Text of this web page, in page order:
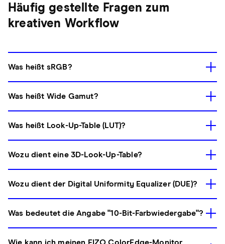
Häufig gestellte Fragen zum
kreativen Workflow
Was heißt sRGB?
Was heißt Wide Gamut?
Was heißt Look-Up-Table (LUT)?
Wozu dient eine 3D-Look-Up-Table?
Wozu dient der Digital Uniformity Equalizer (DUE)?
Was bedeutet die Angabe "10-Bit-Farbwiedergabe"?